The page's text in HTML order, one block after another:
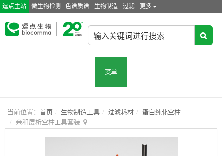
逗点主站 微生物检测 色谱质谱 生物制造 过滤 更多
菜单
当前位置： 首页 生物制造工具 过滤耗材
蛋白纯化空柱
亲和层析空柱工具套装